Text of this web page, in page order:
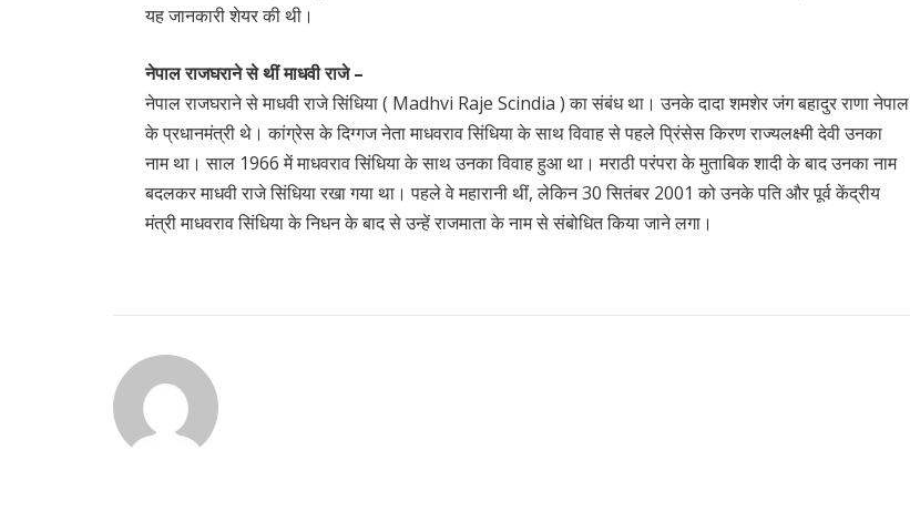
यह जानकारी शेयर की थी।
नेपाल राजघराने से थीं माधवी राजे –
नेपाल राजघराने से माधवी राजे सिंधिया ( Madhvi Raje Scindia ) का संबंध था। उनके दादा शमशेर जंग बहादुर राणा नेपाल
के प्रधानमंत्री थे। कांग्रेस के दिग्गज नेता माधवराव सिंधिया के साथ विवाह से पहले प्रिंसेस किरण राज्यलक्ष्मी देवी उनका
नाम था। साल 1966 में माधवराव सिंधिया के साथ उनका विवाह हुआ था। मराठी परंपरा के मुताबिक शादी के बाद उनका नाम
बदलकर माधवी राजे सिंधिया रखा गया था। पहले वे महारानी थीं, लेकिन 30 सितंबर 2001 को उनके पति और पूर्व केंद्रीय
मंत्री माधवराव सिंधिया के निधन के बाद से उन्हें राजमाता के नाम से संबोधित किया जाने लगा।
Reading